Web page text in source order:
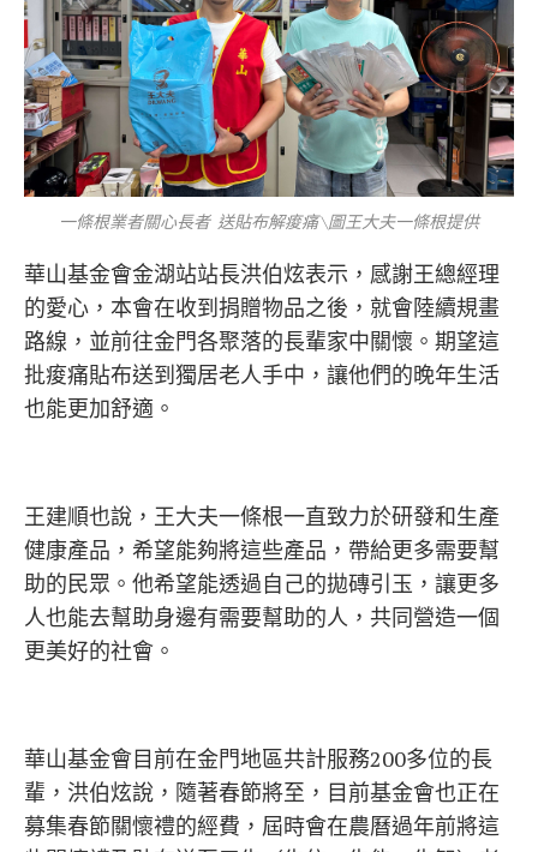
一條根業者關心長者 送貼布解痠痛 \圖王大夫一條根提供
華山基金會金湖站站長洪伯炫表示，感謝王總經理
的愛心，本會在收到捐贈物品之後，就會陸續規畫
路線，並前往金門各聚落的長輩家中關懷。期望這
批痠痛貼布送到獨居老人手中，讓他們的晚年生活
也能更加舒適。
王建順也說，王大夫一條根一直致力於研發和生產
健康產品，希望能夠將這些產品，帶給更多需要幫
助的民眾。他希望能透過自己的拋磚引玉，讓更多
人也能去幫助身邊有需要幫助的人，共同營造一個
更美好的社會。
華山基金會目前在金門地區共計服務200多位的長
輩，洪伯炫說，隨著春節將至，目前基金會也正在
募集春節關懷禮的經費，屆時會在農曆過年前將這